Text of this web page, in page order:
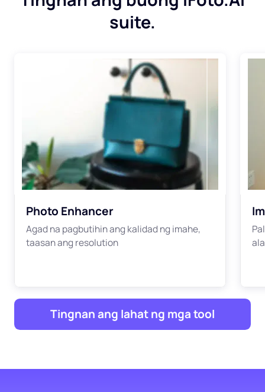
suite.
Photo Enhancer
Agad na pagbutihin ang kalidad ng imahe,
taasan ang resolution
Tingnan ang lahat ng mga tool